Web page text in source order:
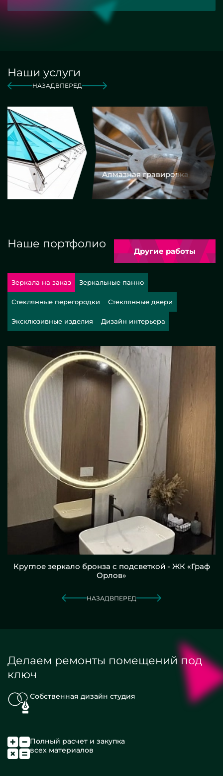
Наши услуги
НАЗАДВПЕРЕД
Алмазная гравировка
Наше портфолио
Другие работы
Зеркала на заказ Зеркальные панно
Стеклянные перегородки Стеклянные двери
Эксклюзивные изделия Дизайн интерьера
Круглое зеркало бронза с подсветкой - ЖК «Граф
Орлов»
НАЗАД ВПЕРЕД
Делаем ремонты помещений под
ключ
Собственная дизайн студия
Полный расчет и закупка
всех материалов